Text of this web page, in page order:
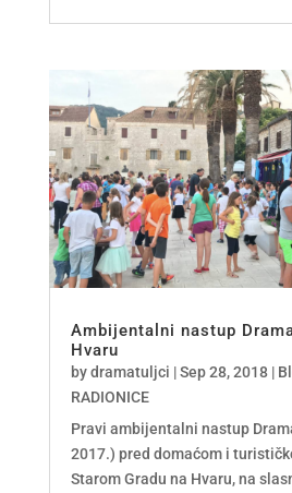
Ambijentalni nastup
Hvaru
bydramatuljci |Sep 28, 2018|
RADIONICE
Pravi ambijentalni nastup
2017.) pred domaćom i
Starom Gradu na Hvaru, na